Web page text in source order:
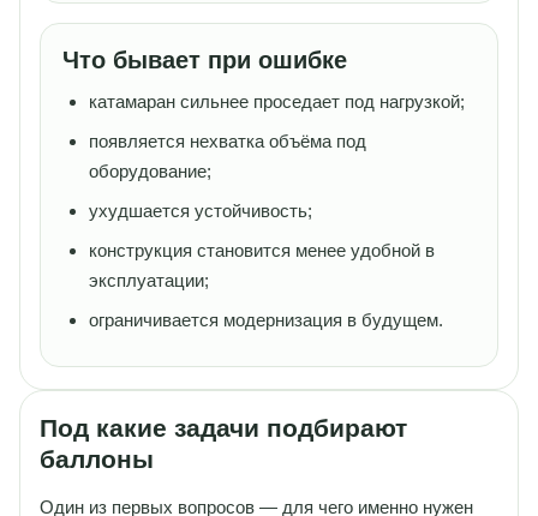
Что бывает при ошибке
катамаран сильнее проседает под нагрузкой;
появляется нехватка объёма под
оборудование;
ухудшается устойчивость;
конструкция становится менее удобной в
эксплуатации;
ограничивается модернизация в будущем.
Под какие задачи подбирают
баллоны
Один из первых вопросов — для чего именно нужен